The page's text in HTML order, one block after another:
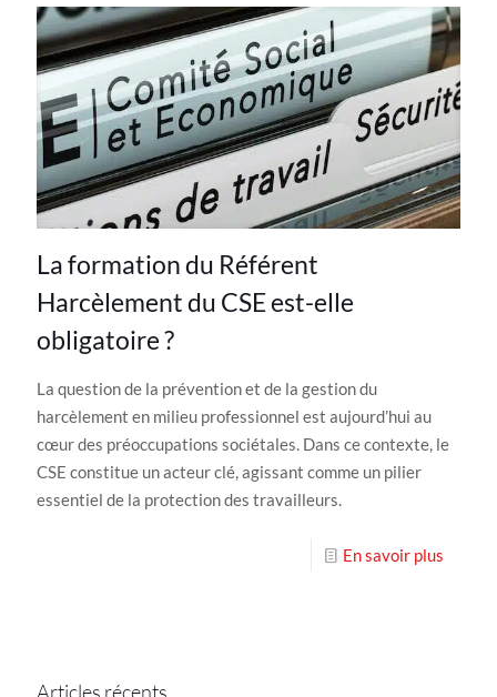
La formation du Référent
Harcèlement du CSE est-elle
obligatoire ?
La question de la prévention et de la gestion du
harcèlement en milieu professionnel est aujourd’hui au
cœur des préoccupations sociétales. Dans ce contexte, le
CSE constitue un acteur clé, agissant comme un pilier
essentiel de la protection des travailleurs.
En savoir plus
Articles récents